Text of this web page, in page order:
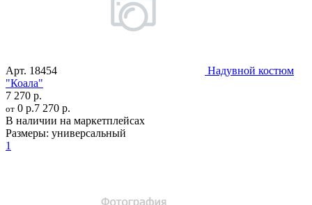
Арт. 18454
Надувной костюм
"Коала"
7 270 р.
от 0 р.7 270 р.
В наличии на маркетплейсах
Размеры: универсальный
1